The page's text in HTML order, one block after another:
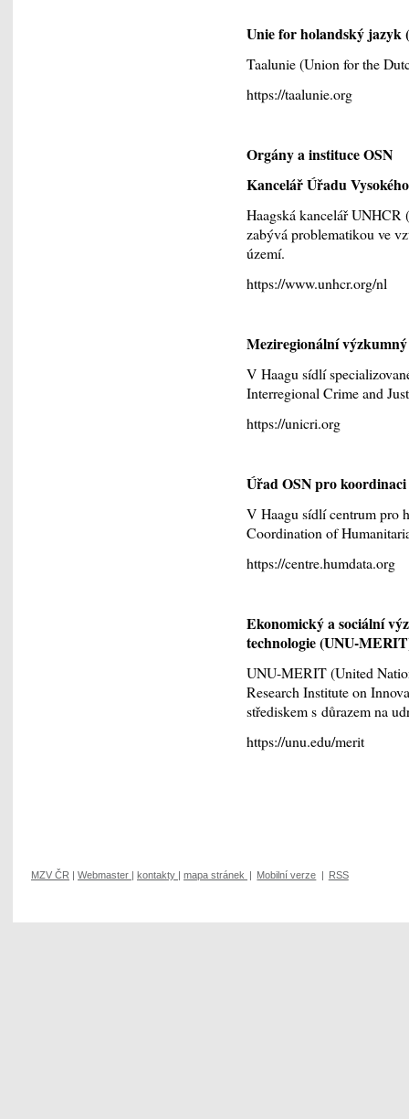
Unie for holandský jazyk
Taalunie (Union for the
https://taalunie.org
Orgány a instituce OSN
Kancelář Úřadu
Haagská kancelář UNHCR
zabývá problematikou ve
území.
https://www.unhcr.org/nl
Meziregionální
V Haagu sídlí
Interregional Crime and
https://unicri.org
Úřad OSN pro
V Haagu sídlí centrum pro
Coordination of
https://centre.humdata.org
Ekonomický a sociální
technologie (UNU-
UNU-MERIT (United
Research Institute on
střediskem s důrazem na
https://unu.edu/merit
MZV ČR | Webmaster | kontakty | mapa stránek | Mobilní verze | RSS